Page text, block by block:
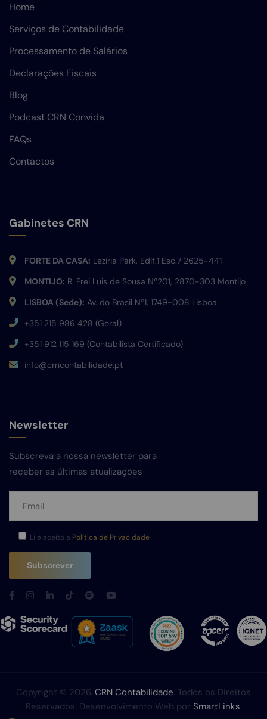
Home
Serviços de Contabilidade
Processamento de Salários
Declarações Fiscais
Blog
Podcast CRN Convida
FAQs
Contactos
Gabinetes CRN
FORTE DA CASA: Leziria Park, Edif.1 Esc.7 2625-441
MONTIJO: R. Frei Luis de Sousa Nº201, 2870-303 Montijo
LISBOA (Sede): Av. do Brasil Nº1, 1749-008 Lisboa
+351 215 986 428 (Geral)
+351 912 115 169 (Contabilista Certificado)
info@crncontabilidade.pt
Newsletter
Subscreva a nossa newsletter para
receber as últimas atualizações
Li e aceito a Política de Privacidade
Copyright © 2026. CRN Contabilidade. Todos os Direitos
Reservados. Desenvolvimento Web por SmartLinks.